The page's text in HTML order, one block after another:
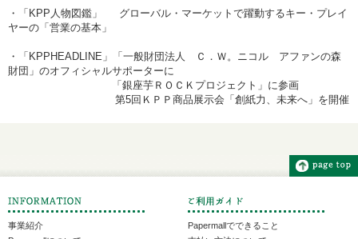
・「KPP人物図鑑」 グローバル・マーケットで躍動するキー・プレイ
ヤーの「営業の基本」
・「KPPHEADLINE」「一般財団法人 Ｃ．Ｗ。ニコル アファンの森
財団」のオフィシャルサポーターに
「銀座芋ＲＯＣＫプロジェクト」に参画
第5回ＫＰＰ商品展示会「創紙力、未来へ」を開催
事業紹介
Papermallでできること